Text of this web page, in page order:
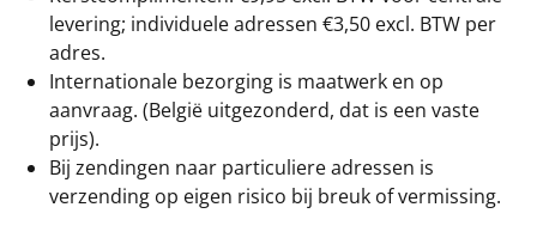
levering; individuele adressen €3,50 excl. BTW per
adres.
Internationale bezorging is maatwerk en op
aanvraag. (België uitgezonderd, dat is een vaste
prijs).
Bij zendingen naar particuliere adressen is
verzending op eigen risico bij breuk of vermissing.